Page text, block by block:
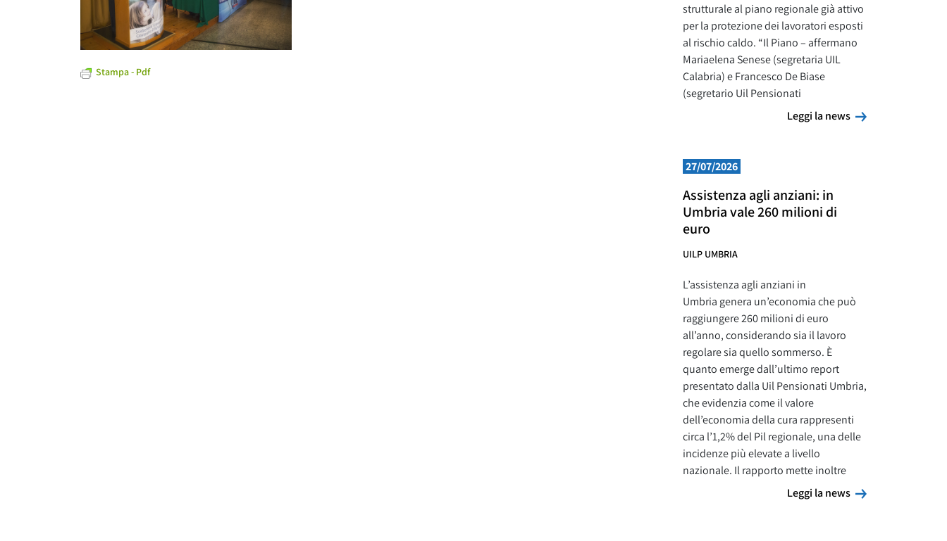
Stampa - Pdf
strutturale al piano regionale già attivo
per la protezione dei lavoratori esposti
al rischio caldo. “Il Piano – affermano
Mariaelena Senese (segretaria UIL
Calabria) e Francesco De Biase
(segretario Uil Pensionati
Leggi la news
Leggi la news
27/07/2026
Assistenza agli anziani: in
Umbria vale 260 milioni di
euro
UILP UMBRIA
L’assistenza agli anziani in
Umbria genera un’economia che può
raggiungere 260 milioni di euro
all’anno, considerando sia il lavoro
regolare sia quello sommerso. È
quanto emerge dall’ultimo report
presentato dalla Uil Pensionati Umbria,
che evidenzia come il valore
dell’economia della cura rappresenti
circa l’1,2% del Pil regionale, una delle
incidenze più elevate a livello
nazionale. Il rapporto mette inoltre
Leggi la news
Leggi la news